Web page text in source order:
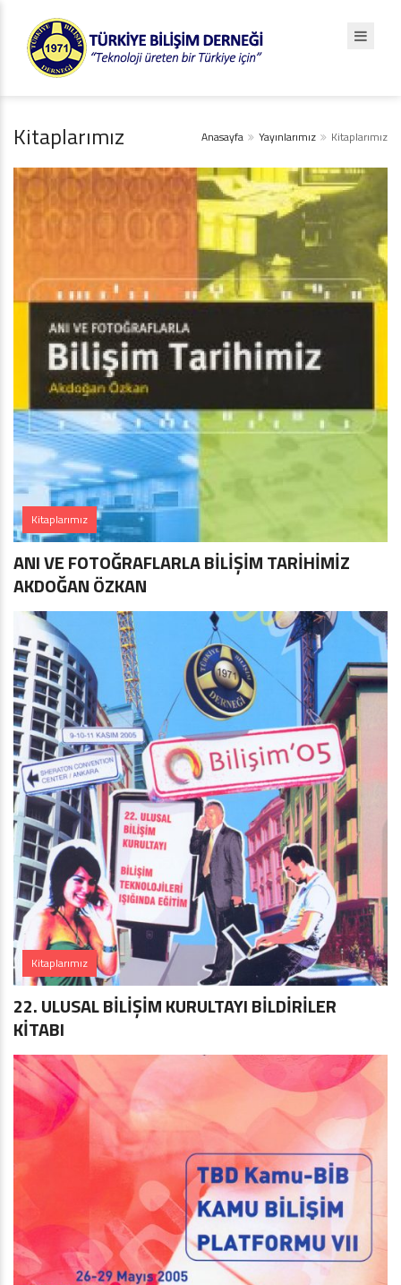
Kitaplarımız Anasayfa Yayınlarımız Kitaplarımız
Kitaplarımız
ANI VE FOTOĞRAFLARLA BİLİŞİM TARİHİMİZ
AKDOĞAN ÖZKAN
Kitaplarımız
22. ULUSAL BİLİŞİM KURULTAYI BİLDİRİLER
KİTABI